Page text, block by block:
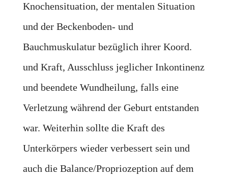
Knochensituation, der mentalen Situation
und der Beckenboden- und
Bauchmuskulatur bezüglich ihrer Koord.
und Kraft, Ausschluss jeglicher Inkontinenz
und beendete Wundheilung, falls eine
Verletzung während der Geburt entstanden
war. Weiterhin sollte die Kraft des
Unterkörpers wieder verbessert sein und
auch die Balance/Propriozeption auf dem